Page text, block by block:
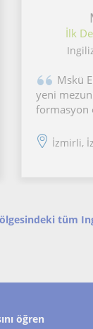
İlk
Mskü
yeni
formasyon
Focus adlı
İzmirli,
tüm
öğren